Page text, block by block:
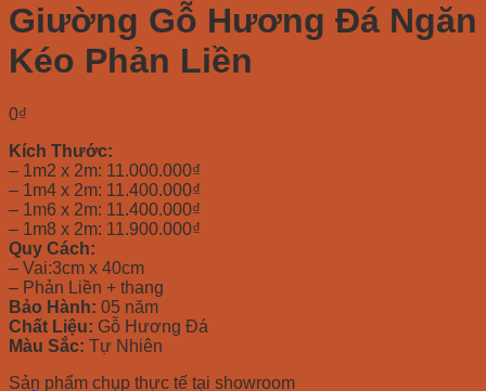
Giường Gỗ Hương Đá Ngăn
Kéo Phản Liền
0₫
Kích Thước:
– 1m2 x 2m: 11.000.000₫
– 1m4 x 2m: 11.400.000₫
– 1m6 x 2m: 11.400.000₫
– 1m8 x 2m: 11.900.000₫
Quy Cách:
– Vai:3cm x 40cm
– Phản Liền + thang
Bảo Hành: 05 năm
Chất Liệu: Gỗ Hương Đá
Màu Sắc: Tự Nhiên
Sản phẩm chụp thực tế tại showroom